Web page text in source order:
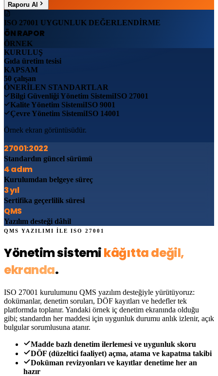
Raporu Al
ISO 27001 UYGUNLUK DEĞERLENDİRME
ÖN RAPOR
ÖRNEK
KURULUŞ
Gıda üretim tesisi
KAPSAM
50 çalışan
ÖNERİLEN STANDARTLAR
Bilgi Güvenliği Yönetim SistemiISO 27001
Kalite Yönetim SistemiISO 9001
Çevre Yönetim SistemiISO 14001
Örnek ekran görüntüsüdür.
27001:2022
Standardın güncel sürümü
4 adım
Kurulumdan belgeye süreç
3 yıl
Sertifika geçerlilik süresi
QMS
Yazılım desteği dâhil
QMS YAZILIMI İLE ISO 27001
Yönetim sistemikâğıtta değil,
ekranda.
ISO 27001 kurulumunu QMS yazılım desteğiyle yürütüyoruz:
dokümanlar, denetim soruları, DÖF kayıtları ve hedefler tek
platformda toplanır. Yandaki örnek iç denetim ekranında olduğu
gibi; standardın her maddesi için uygunluk durumu anlık izlenir, açık
bulgular sorumlusuna atanır.
Madde bazlı denetim ilerlemesi ve uygunluk skoru
DÖF (düzeltici faaliyet) açma, atama ve kapatma takibi
Doküman revizyonları ve kayıtlar denetime her an
hazır